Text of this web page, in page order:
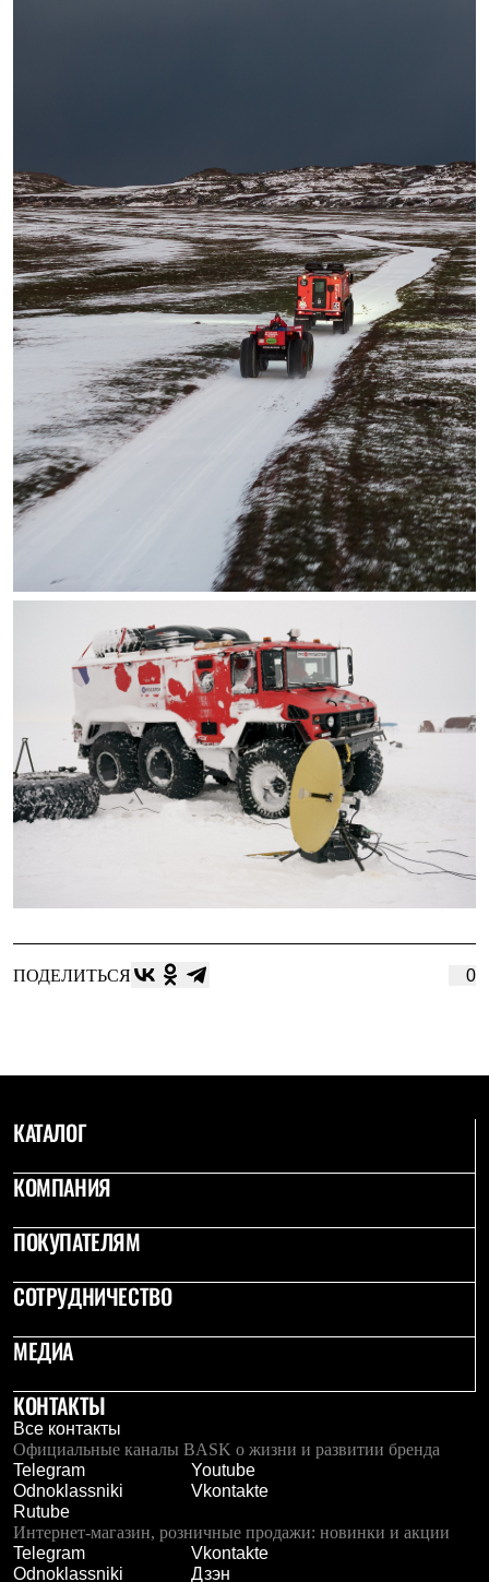
ПОДЕЛИТЬСЯ 0
КАТАЛОГ
КОМПАНИЯ
ПОКУПАТЕЛЯМ
СОТРУДНИЧЕСТВО
МЕДИА
КОНТАКТЫ
Все контакты
Официальные каналы BASK о жизни и развитии бренда
Telegram
Youtube
Odnoklassniki
Vkontakte
Rutube
Интернет-магазин, розничные продажи: новинки и акции
Telegram
Vkontakte
Odnoklassniki
Дзэн